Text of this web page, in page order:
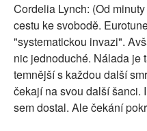
Cordelia Lynch: (Od
cestu ke svobodě.
"systematickou invazi".
nic jednoduché. Nálada je
temnější s každou další
čekají na svou další šanci.
sem dostal. Ale čekání